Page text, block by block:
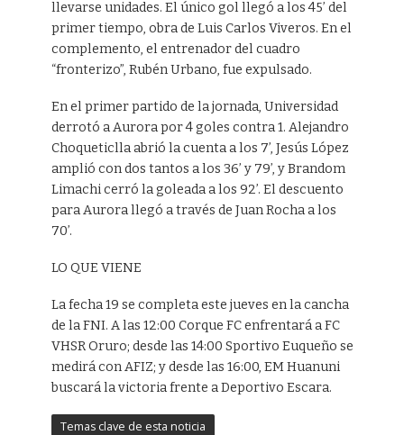
llevarse unidades. El único gol llegó a los 45’ del
primer tiempo, obra de Luis Carlos Viveros. En el
complemento, el entrenador del cuadro
“fronterizo”, Rubén Urbano, fue expulsado.
En el primer partido de la jornada, Universidad
derrotó a Aurora por 4 goles contra 1. Alejandro
Choqueticlla abrió la cuenta a los 7’, Jesús López
amplió con dos tantos a los 36’ y 79’, y Brandom
Limachi cerró la goleada a los 92’. El descuento
para Aurora llegó a través de Juan Rocha a los
70’.
LO QUE VIENE
La fecha 19 se completa este jueves en la cancha
de la FNI. A las 12:00 Corque FC enfrentará a FC
VHSR Oruro; desde las 14:00 Sportivo Euqueño se
medirá con AFIZ; y desde las 16:00, EM Huanuni
buscará la victoria frente a Deportivo Escara.
Temas clave de esta noticia